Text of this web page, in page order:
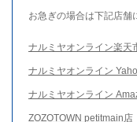
お急ぎの場合は下記店舗
ナルミヤオンライン楽天
ナルミヤオンライン
ナルミヤオンライン
ZOZOTOWN petitmain店